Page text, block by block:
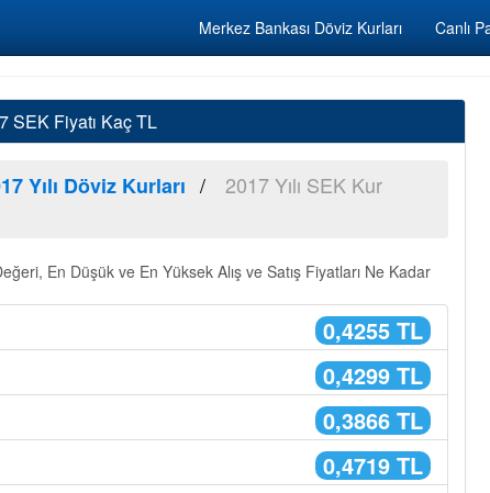
Merkez Bankası Döviz Kurları Canlı
SEK Fiyatı Kaç TL
Yılı Döviz Kurları
2017 Yılı SEK Kur
En Düşük ve En Yüksek Alış ve Satış Fiyatları Ne Kadar
0,4255 TL
0,4299 TL
0,3866 TL
0,4719 TL